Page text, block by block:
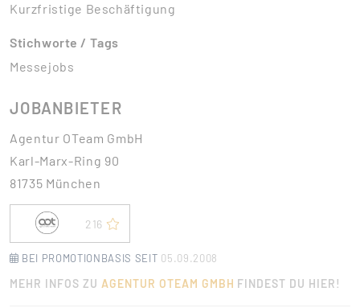
Kurzfristige Beschäftigung
Stichworte / Tags
Messejobs
JOBANBIETER
Agentur OTeam GmbH
Karl-Marx-Ring 90
81735 München
216
BEI PROMOTIONBASIS SEIT 05.09.2008
MEHR INFOS ZU AGENTUR OTEAM GMBH FINDEST DU HIER!